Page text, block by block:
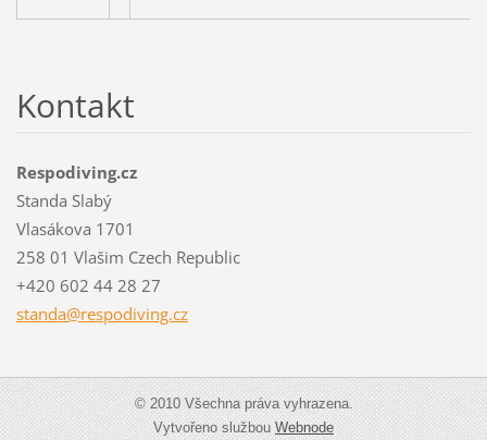
Kontakt
Respodiving.cz
Standa Slabý
Vlasákova 1701
258 01 Vlašim Czech Republic
+420 602 44 28 27
standa@respodiving.cz
© 2010 Všechna práva vyhrazena.
Vytvořeno službouWebnode